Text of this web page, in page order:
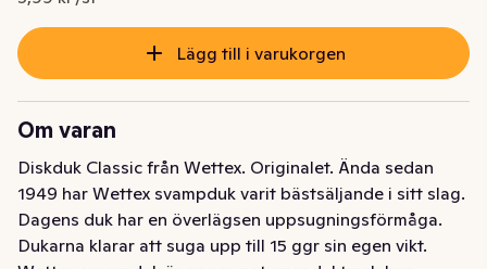
Lägg till i varukorgen
Om varan
Diskduk Classic från Wettex. Originalet. Ända sedan
1949 har Wettex svampduk varit bästsäljande i sitt slag.
Dagens duk har en överlägsen uppsugningsförmåga.
Dukarna klarar att suga upp till 15 ggr sin egen vikt.